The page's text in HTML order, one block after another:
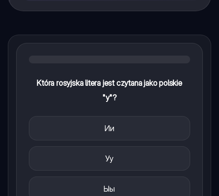
Która rosyjska litera jest czytana jako polskie
"y"?
Ии
Уу
Ыы